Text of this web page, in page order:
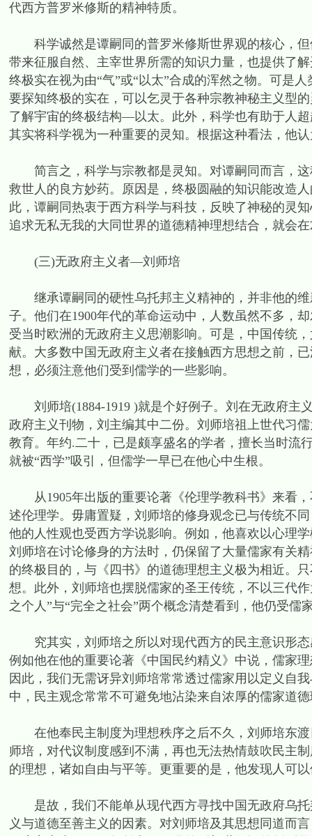
代西方普罗米修斯的精神特质。
科学诚然是谭嗣同的普罗米修斯世界观的核心，但
带来征服自然、主宰世界所需的知识力量，也提供了
终极实在视为由“气”或“以太”合成的浑然之物。可是
要探知终极的实在，可以乞灵于各种宗教神秘主义型
了解宇宙的终极结构—以太。此外，科学也有助于人
其实将科学视为一种重要的灵知。根据这种看法，他
简言之，科学与宗教都是灵知。对谭嗣同而言，这
救世人的良方妙药。原因是，终极圆融的知识能改造
此，谭嗣同热衷于西方科学与科技，反映了神秘的灵
追求无私无我的大同世界的道德精神理想结合，就会
(三)无政府主义者—刘师培
继承谭嗣同的硬性乌托邦主义精神的，并非他的维
子。他们在1900年代的革命运动中，人数虽然不多，
受当时欧洲的无政府主义思潮影响。可是，中国传统
献。大多数中国无政府主义者在接触西方思想之前，
想，必须注意他们受到儒学的一些影响。
刘师培(1884-1919 )就是个好例子。刘在无政府主
政府主义刊物，刘主编其中二份。刘师培祖上世代习
教育。年约.二十，已是颇享盛名的学者，擅长当时流
就被“西学”吸引，但儒学一早已在他心中生根。
从1905年出版的重要论著《伦理学教科书》来看，
述伦理学。毋庸置疑，刘师培的修身观念已与传统不
他的人性观也受西方学说影响。例如，他喜欢以心理
刘师培在讨论修身的方法时，仍保留了大量儒家有关
的终极目的，与《四书》的道德理想主义极为相近。
想。此外，刘师培也摆脱儒家的圣王传统，不以三代
之个人”与“完全之社会”两个概念清楚看到，他仍受
究其实，刘师培之所以对现代西方的民主意识形态
例如他在他的重要论著《中国民约精义》中说，儒家
因此，我们无需讶异刘师培常常透过儒家用以定义自
中，民主观念常常不可避免地沾染来自浓厚的儒家道
在他奉民主制度为理想秩序之后不久，刘师培东渡
师培，对代议制度感到不满，再也无法热情鼓吹民主
的理想，诸如自由与平等。更重要的是，他发现人可
是故，我们不能单从现代西方寻找中国无政府乌托
义与道德至善主义的因素。对刘师培及其思想同道而